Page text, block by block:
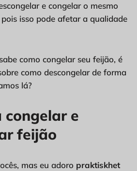
e congelar o mesmo
isso pode afetar a qualidade
como congelar seu feijão, é
como descongelar de forma
lá?
e
feijão
mas eu adoro praktiskhet